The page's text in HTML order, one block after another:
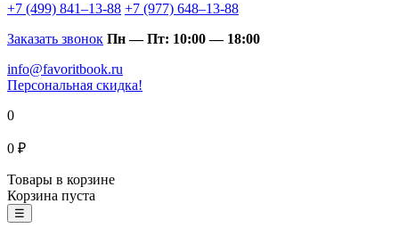
+7 (499) 841–13-88 +7 (977) 648–13-88
Заказать звонок Пн — Пт: 10:00 — 18:00
info@favoritbook.ru
Персональная скидка!
0
0 ₽
Товары в корзине
Корзина пуста
☰